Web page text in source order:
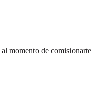
momento de comisionarte